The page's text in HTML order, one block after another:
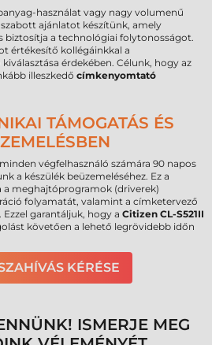
használat vagy nagy volumenű
ajánlatot készítünk, amely
biztosítja a technológiai folytonosságot.
értékesítő kollégáinkkal a
érdekében. Célunk, hogy az
illeszkedő címkenyomtató
TÁMOGATÁS ÉS
végfelhasználó számára 90 napos
a készülék beüzemeléséhez. Ez a
meghajtóprogramok (driverek)
folyamatát, valamint a címketervező
garantáljuk, hogy a Citizen CL-S521II
követően a lehető legrövidebb időn
KÉRÉSE
ISMERJE MEG